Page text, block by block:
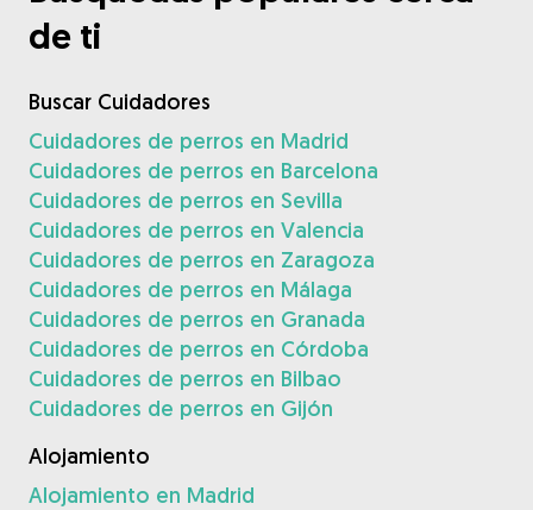
de ti
Buscar Cuidadores
Cuidadores de perros en Madrid
Cuidadores de perros en Barcelona
Cuidadores de perros en Sevilla
Cuidadores de perros en Valencia
Cuidadores de perros en Zaragoza
Cuidadores de perros en Málaga
Cuidadores de perros en Granada
Cuidadores de perros en Córdoba
Cuidadores de perros en Bilbao
Cuidadores de perros en Gijón
Alojamiento
Alojamiento en Madrid